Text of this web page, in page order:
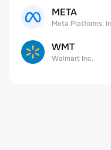
META
WMT
Walmart Inc.